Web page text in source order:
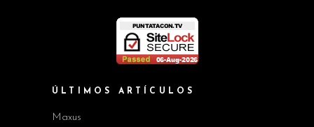
ÚLTIMOS ARTÍCULOS
Maxus